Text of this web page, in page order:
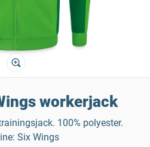
workerjack
100% polyester.
Six Wings